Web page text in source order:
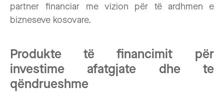
partner financiar me vizion për të ardhmen e
bizneseve kosovare.
Produkte të financimit për
investime afatgjate dhe te
qëndrueshme